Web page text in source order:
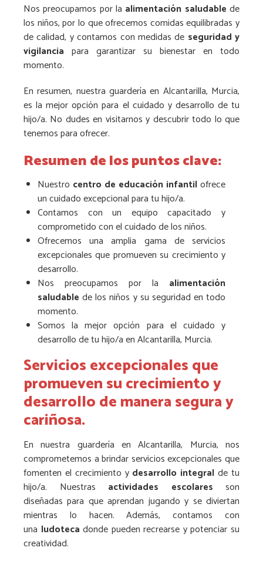
Nos preocupamos por la alimentación saludable de
los niños, por lo que ofrecemos comidas equilibradas y
de calidad, y contamos con medidas de seguridad y
vigilancia para garantizar su bienestar en todo
momento.
En resumen, nuestra guardería en Alcantarilla, Murcia,
es la mejor opción para el cuidado y desarrollo de tu
hijo/a. No dudes en visitarnos y descubrir todo lo que
tenemos para ofrecer.
Resumen de los puntos clave:
Nuestro centro de educación infantilofrece
un cuidado excepcional para tu hijo/a.
Contamos con un equipo capacitado y
comprometido con el cuidado de los niños.
Ofrecemos una amplia gama de servicios
excepcionales que promueven su crecimiento y
desarrollo.
Nos preocupamos por la alimentación
saludable de los niños y su seguridad en todo
momento.
Somos la mejor opción para el cuidado y
desarrollo de tu hijo/a en Alcantarilla, Murcia.
Servicios excepcionales que
promueven su crecimiento y
desarrollo de manera segura y
cariñosa.
En nuestra guardería en Alcantarilla, Murcia, nos
comprometemos a brindar servicios excepcionales que
fomenten el crecimiento y desarrollo integral de tu
hijo/a. Nuestras actividades escolares son
diseñadas para que aprendan jugando y se diviertan
mientras lo hacen. Además, contamos con
una ludoteca donde pueden recrearse y potenciar su
creatividad.